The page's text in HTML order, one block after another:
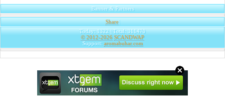
Banner & Partners
Share|
Today: 1322 | Total: 311470
© 2012-2026 SCANDWAP
Support: aromabuhar.com